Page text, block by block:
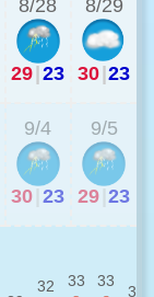
8/28
29 23
8/29
30 23
9/4
30 23
9/5
29 23